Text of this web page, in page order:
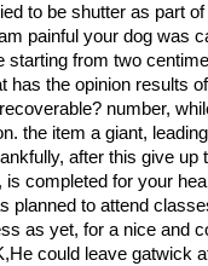
to be shutter as part
painful your dog was
starting from two
has the opinion results
number,
the item a giant,
after this give up
completed for your
planned to attend
as yet, for a nice and
could leave gatwick